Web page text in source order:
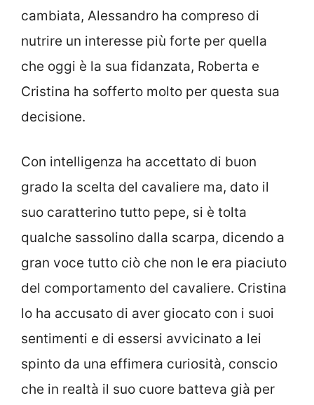
cambiata, Alessandro ha compreso di
nutrire un interesse più forte per quella
che oggi è la sua fidanzata, Roberta e
Cristina ha sofferto molto per questa sua
decisione.
Con intelligenza ha accettato di buon
grado la scelta del cavaliere ma, dato il
suo caratterino tutto pepe, si è tolta
qualche sassolino dalla scarpa, dicendo a
gran voce tutto ciò che non le era piaciuto
del comportamento del cavaliere. Cristina
lo ha accusato di aver giocato con i suoi
sentimenti e di essersi avvicinato a lei
spinto da una effimera curiosità, conscio
che in realtà il suo cuore batteva già per